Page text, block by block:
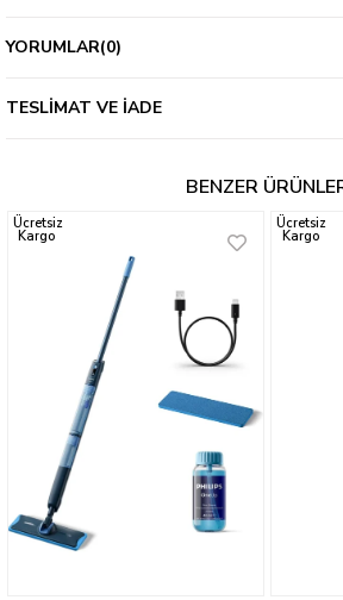
YORUMLAR(0)
TESLIMAT VE İADE
BENZER
Ücretsiz
Kargo
Ücretsiz
Kargo